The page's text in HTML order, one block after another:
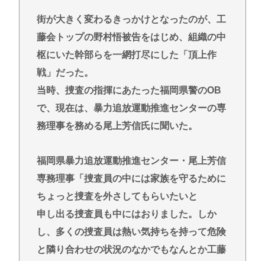
街が大きく変わるきっかけとなったのが、工
藤会トップの野村悟被告をはじめ、組織の中
枢にいた幹部らを一網打尽にした「頂上作
戦」だった。
当時、捜査の指揮にあたった福岡県警のOB
で、現在は、暴力追放運動推進センターの専
務理事を務める尾上芳信氏に聞いた。
福岡県暴力追放運動推進センター・尾上芳信
専務理事「捜査員の中には家族を守るために
ちょっと捜査を外さしてもらいたいと
申し出る捜査員も中にはおりました。しか
し、多くの捜査員は熱い気持ちを持って危険
と隣り合わせの状況のなかでもなんとか工藤